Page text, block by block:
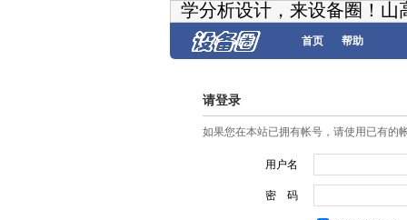
学分析设计，来设备圈！
首页 帮助
请登录
如果您在本站已拥有帐号，请使用已有的
用户名
密 码